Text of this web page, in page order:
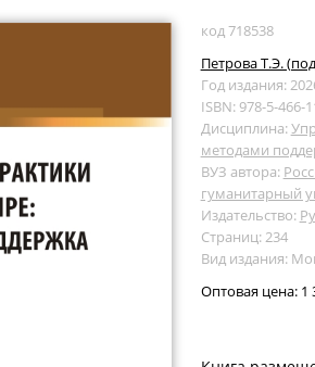
код 718538
Петрова Т.Э.
Год издания:
ISBN: 978-5-466-
Дисциплина:
методами
ВУЗ автора:
гуманитарный
Издательство:
Страниц: 234
Вид издания:
Оптовая цена: 1